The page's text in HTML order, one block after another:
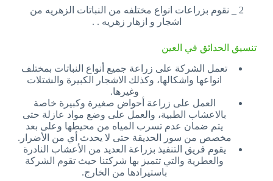
2 _ نقوم بزراعات انواع مختلفه من النباتات الزهريه من
اشجار و ازهار زهريه . .
تنسيق الحدائق في العين
تعمل الشركة على زراعة جميع أنواع النباتات بمختلف
انواعها واشكالها، وكذلك الاشجار الكبيرة والشتلات
وغيرها.
العمل على زراعة أحواض صغيرة وكبيرة خاصة
بالاعشاب الطبية، والعمل على وضع مواد عازلة حتى
يتم ضمان عدم تسرب المياه من محيطها وعلى بعد
مخصص من سور الحديقة حتى لا يحدث أي من الأضرار.
يقوم فريق التنفيذ بزراعة العديد من الأعشاب النادرة
والعطرية والتي تتميز بها شركتنا حيث تقوم الشركة
باستيرادها من الخارج.